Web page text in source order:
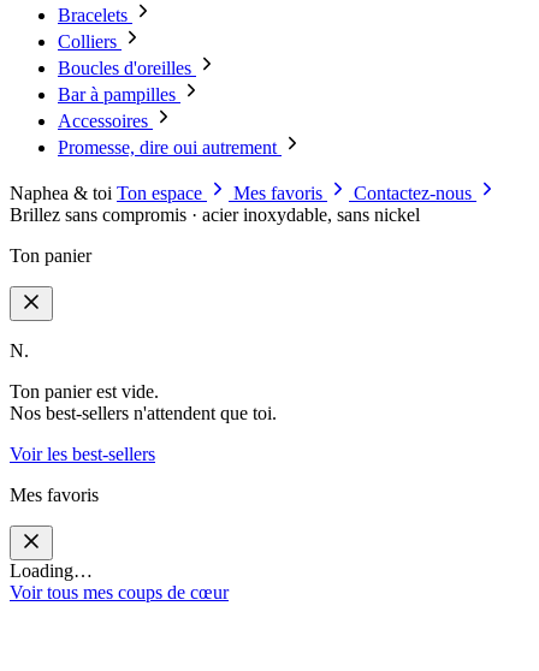
Bracelets
Colliers
Boucles d'oreilles
Bar à pampilles
Accessoires
Promesse, dire oui autrement
Naphea & toi Ton espace Mes favoris
Contactez-nous
Brillez sans compromis · acier inoxydable, sans nickel
Ton panier
N.
Ton panier est vide.
Nos best-sellers n'attendent que toi.
Voir les best-sellers
Mes favoris
Loading…
Voir tous mes coups de cœur